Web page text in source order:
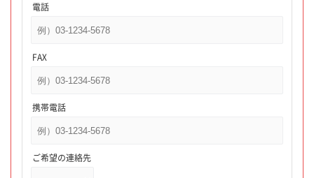
電話
FAX
携帯電話
ご希望の連絡先